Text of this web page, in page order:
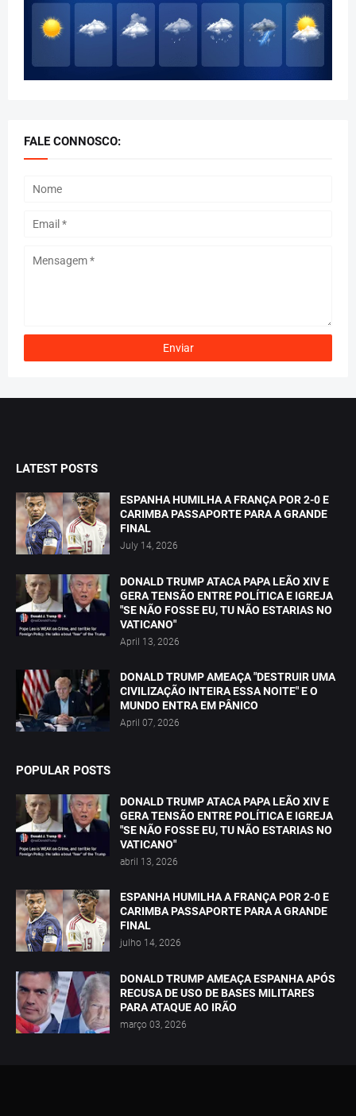
FALE CONNOSCO:
LATEST POSTS
ESPANHA HUMILHA A FRANÇA POR 2-0 E
CARIMBA PASSAPORTE PARA A GRANDE
FINAL
July 14, 2026
DONALD TRUMP ATACA PAPA LEÃO XIV E
GERA TENSÃO ENTRE POLÍTICA E IGREJA
"SE NÃO FOSSE EU, TU NÃO ESTARIAS NO
VATICANO"
April 13, 2026
DONALD TRUMP AMEAÇA "DESTRUIR UMA
CIVILIZAÇÃO INTEIRA ESSA NOITE" E O
MUNDO ENTRA EM PÂNICO
April 07, 2026
POPULAR POSTS
DONALD TRUMP ATACA PAPA LEÃO XIV E
GERA TENSÃO ENTRE POLÍTICA E IGREJA
"SE NÃO FOSSE EU, TU NÃO ESTARIAS NO
VATICANO"
abril 13, 2026
ESPANHA HUMILHA A FRANÇA POR 2-0 E
CARIMBA PASSAPORTE PARA A GRANDE
FINAL
julho 14, 2026
DONALD TRUMP AMEAÇA ESPANHA APÓS
RECUSA DE USO DE BASES MILITARES
PARA ATAQUE AO IRÃO
março 03, 2026